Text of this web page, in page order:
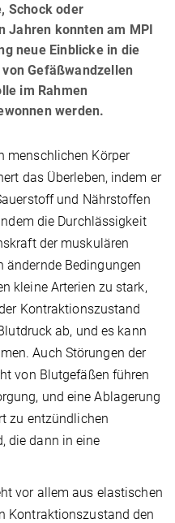
Schock oder
Jahren konnten am MPI
neue Einblicke in die
Gefäßwandzellen
im Rahmen
werden.
menschlichen Körper
das Überleben, indem er
und Nährstoffen
die Durchlässigkeit
der muskulären
Bedingungen
kleine Arterien zu stark,
Kontraktionszustand
ab, und es kann
Auch Störungen der
von Blutgefäßen führen
und eine Ablagerung
zu entzündlichen
die dann in eine
vor allem aus elastischen
Kontraktionszustand den